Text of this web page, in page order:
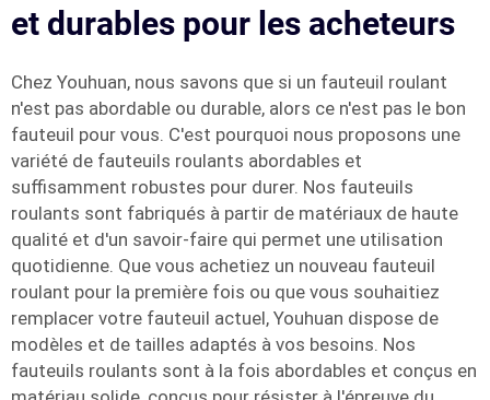
et durables pour les acheteurs
Chez Youhuan, nous savons que si un fauteuil roulant
n'est pas abordable ou durable, alors ce n'est pas le bon
fauteuil pour vous. C'est pourquoi nous proposons une
variété de fauteuils roulants abordables et
suffisamment robustes pour durer. Nos fauteuils
roulants sont fabriqués à partir de matériaux de haute
qualité et d'un savoir-faire qui permet une utilisation
quotidienne. Que vous achetiez un nouveau fauteuil
roulant pour la première fois ou que vous souhaitiez
remplacer votre fauteuil actuel, Youhuan dispose de
modèles et de tailles adaptés à vos besoins. Nos
fauteuils roulants sont à la fois abordables et conçus en